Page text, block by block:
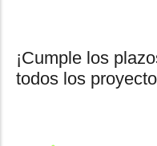
¡Cumple los
todos los